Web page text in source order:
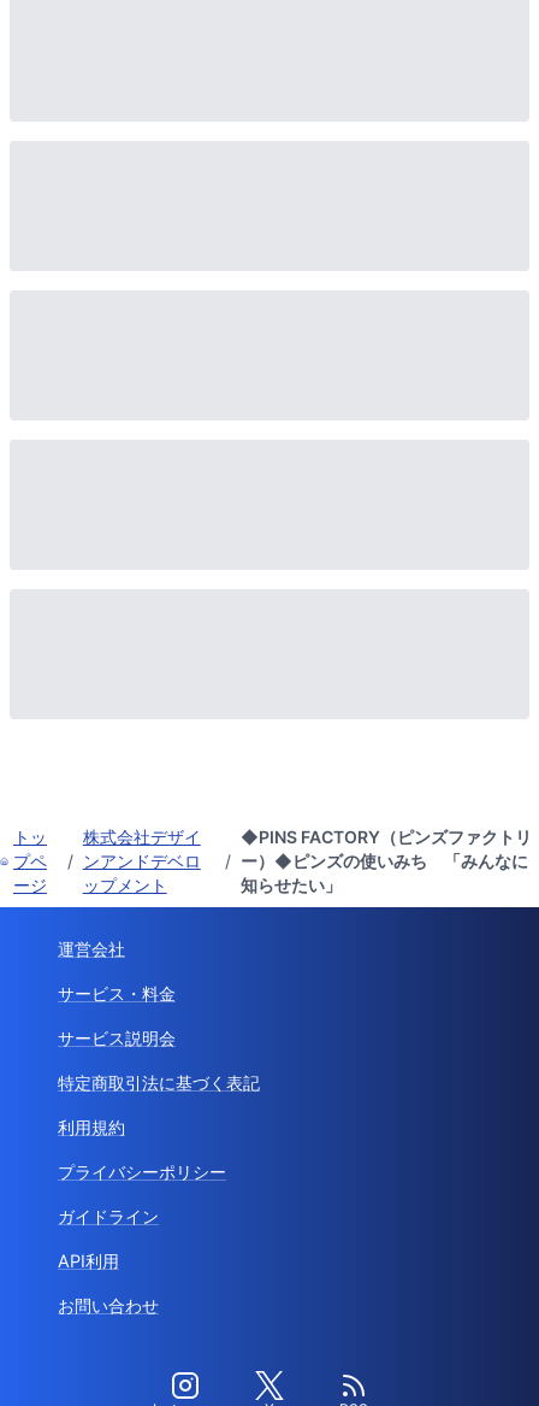
トッ
プペ
ージ
/
株式会社デザイ
ンアンドデベロ
ップメント
/
◆PINS FACTORY（ピンズファクトリ
ー）◆ピンズの使いみち 「みんなに
知らせたい」
運営会社
サービス・料金
サービス説明会
特定商取引法に基づく表記
利用規約
プライバシーポリシー
ガイドライン
API利用
お問い合わせ